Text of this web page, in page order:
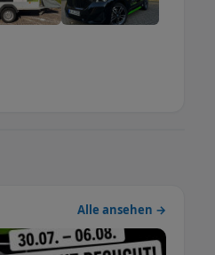
Alle ansehen →